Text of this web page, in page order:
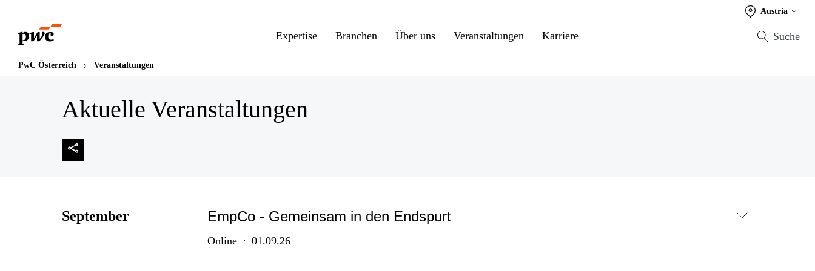
Austria
Expertise Branchen Über uns Veranstaltungen Karriere Suche
PwC Österreich Veranstaltungen
Aktuelle Veranstaltungen
September EmpCo - Gemeinsam in den Endspurt
Online 01.09.26